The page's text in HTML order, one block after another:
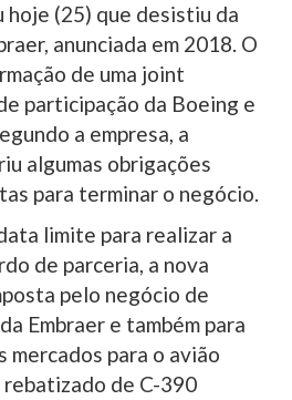
(25) que desistiu da
anunciada em 2018. O
de uma joint
participação da Boeing e
a empresa, a
algumas obrigações
para terminar o negócio.
limite para realizar a
de parceria, a nova
pelo negócio de
Embraer e também para
mercados para o avião
de C-390